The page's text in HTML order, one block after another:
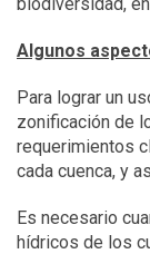
Algunos
Para lograr un
zonificación de
requerimientos
cada cuenca, y
Es necesario
hídricos de los